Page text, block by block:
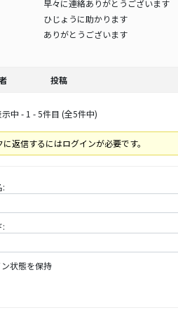
早々に連絡ありがとうございます
ひじょうに助かります
ありがとうございます
投稿
中 - 1 - 5件目 (全5件中)
に返信するにはログインが必要です。
:
:
状態を保持